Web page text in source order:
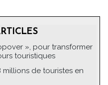
», pour transformer
touristiques
millions de touristes en